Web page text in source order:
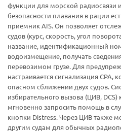
функции для морской радиосвязи
безопасности плавания в рации
приемник AIS. Он позволяет
судов (курс, скорость, угол
название, идентификационный
водоизмещение, получать
перевозимом грузе. Для
настраивается сигнализация CPA,
опасном сближении двух судов.
избирательного вызова (ЦИВ, DCS)
мгновенно запросить помощь в
кнопки Distress. Через ЦИВ также
другим судам для обычных